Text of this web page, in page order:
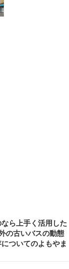
ら上手く活用した
の古いバスの動態
ついてのよもやま